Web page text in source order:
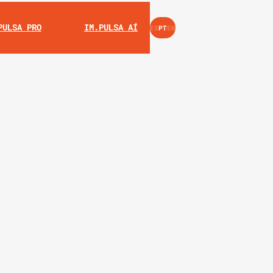
PRO INSTAGRAM
YOUTUBE
IM.PULSA AÍ ESPTEN